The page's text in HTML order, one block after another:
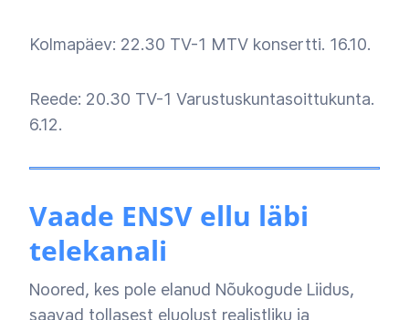
Kolmapäev: 22.30 TV-1 MTV konsertti. 16.10.
Reede: 20.30 TV-1 Varustuskuntasoittukunta.
6.12.
Vaade ENSV ellu läbi
telekanali
Noored, kes pole elanud Nõukogude Liidus,
saavad tollasest eluolust realistliku ja